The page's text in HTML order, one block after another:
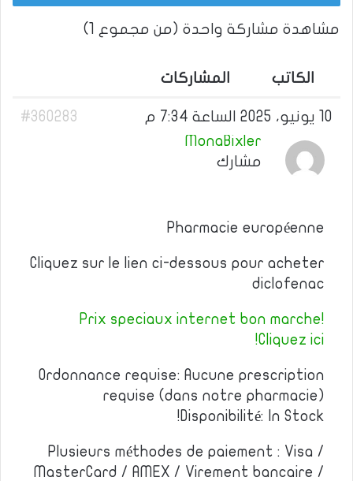
مشاهدة مشاركة واحدة (من مجموع 1)
الكاتب المشاركات
10 يونيو، 2025 الساعة 7:34 م
#360283
MonaBixler
مشارك
Pharmacie européenne
Cliquez sur le lien ci-dessous pour acheter
diclofenac
Prix speciaux internet bon marche!
Cliquez ici!
Ordonnance requise: Aucune prescription
requise (dans notre pharmacie)
Disponibilité: In Stock!
Plusieurs méthodes de paiement : Visa /
MasterCard / AMEX / Virement bancaire /